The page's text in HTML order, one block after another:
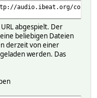
audio.ibeat.org/
abgespielt. Der
beliebigen Dateien
derzeit von einer
werden. Das